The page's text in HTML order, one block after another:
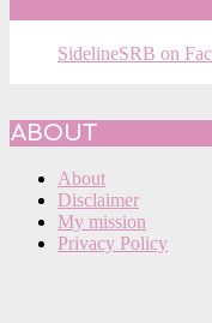
SidelineSRB on
ABOUT
About
Disclaimer
My mission
Privacy Policy